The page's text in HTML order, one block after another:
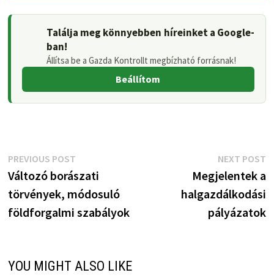
Találja meg könnyebben híreinket a Google-
ban!
Állítsa be a Gazda Kontrollt megbízható forrásnak!
Beállítom
Bejegyzés
navigáció
PREVIOUS POSTPrevious
post:
Változó borászati
törvények, módosuló
földforgalmi szabályok
NEXT POST
Megjelentek a
halgazdálkodási
pályázatok
YOU MIGHT ALSO LIKE